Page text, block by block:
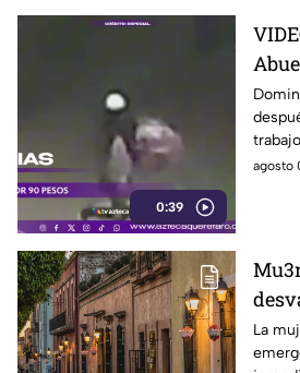
0:39
es
por
agosto
vía
La